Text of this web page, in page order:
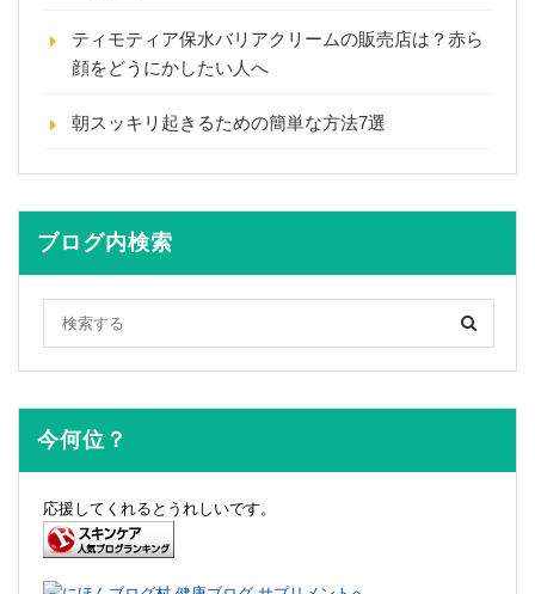
ティモティア保水バリアクリームの販売店は？赤ら
顔をどうにかしたい人へ
朝スッキリ起きるための簡単な方法7選
ブログ内検索
今何位？
応援してくれるとうれしいです。